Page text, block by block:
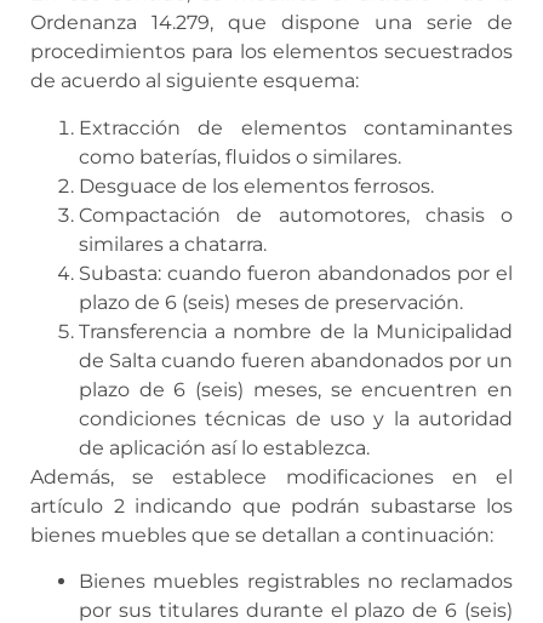
Ordenanza 14.279, que dispone una serie de
procedimientos para los elementos secuestrados
de acuerdo al siguiente esquema:
Extracción de elementos contaminantes
como baterías, fluidos o similares.
Desguace de los elementos ferrosos.
Compactación de automotores, chasis o
similares a chatarra.
Subasta: cuando fueron abandonados por el
plazo de 6 (seis) meses de preservación.
Transferencia a nombre de la Municipalidad
de Salta cuando fueren abandonados por un
plazo de 6 (seis) meses, se encuentren en
condiciones técnicas de uso y la autoridad
de aplicación así lo establezca.
Además, se establece modificaciones en el
artículo 2 indicando que podrán subastarse los
bienes muebles que se detallan a continuación:
Bienes muebles registrables no reclamados
por sus titulares durante el plazo de 6 (seis)